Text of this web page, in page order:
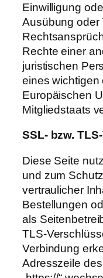
Einwilligung
Ausübung oder
Rechte einer
juristischen
eines wichtigen
Europäischen
Mitgliedstaats
SSL- bzw. TLS-
Diese Seite
und zum
vertraulicher
Bestellungen
als
TLS-
Verbindung
Adresszeile des